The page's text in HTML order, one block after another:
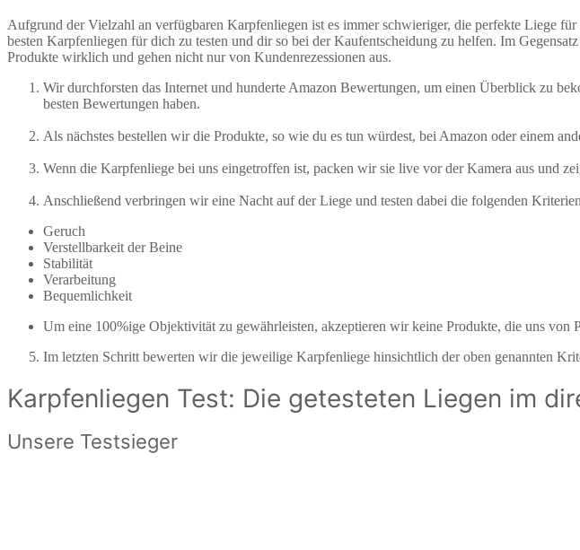
Aufgrund der Vielzahl an verfügbaren Karpfenliegen ist es immer schwieriger, die perfekte Liege
besten Karpfenliegen für dich zu testen und dir so bei der Kaufentscheidung zu helfen. Im
Produkte wirklich und gehen nicht nur von Kundenrezessionen aus.
Wir durchforsten das Internet und hunderte Amazon Bewertungen, um einen Überblick zu
besten Bewertungen haben.
Als nächstes bestellen wir die Produkte, so wie du es tun würdest, bei Amazon oder einem
Wenn die Karpfenliege bei uns eingetroffen ist, packen wir sie live vor der Kamera aus und
Anschließend verbringen wir eine Nacht auf der Liege und testen dabei die folgenden
Geruch
Verstellbarkeit der Beine
Stabilität
Verarbeitung
Bequemlichkeit
Um eine 100%ige Objektivität zu gewährleisten, akzeptieren wir keine Produkte, die uns von
Im letzten Schritt bewerten wir die jeweilige Karpfenliege hinsichtlich der oben genannten
Karpfenliegen Test: Die getesteten Liegen im
Unsere Testsieger